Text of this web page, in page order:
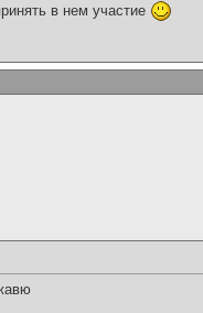
в нем участие